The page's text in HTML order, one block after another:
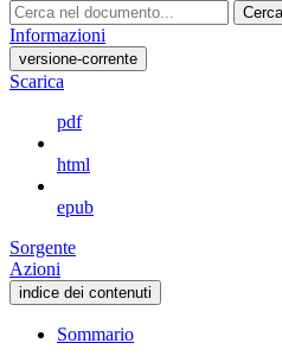
Informazioni
versione-corrente
Scarica
pdf
html
epub
Sorgente
Azioni
indice dei contenuti
Sommario